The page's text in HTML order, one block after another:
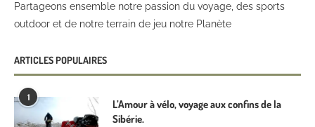
Partageons ensemble notre passion du voyage, des sports
outdoor et de notre terrain de jeu notre Planète
ARTICLES POPULAIRES
1
L’Amour à vélo, voyage aux confins de la
Sibérie.